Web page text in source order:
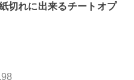
切れに出来るチートオプ